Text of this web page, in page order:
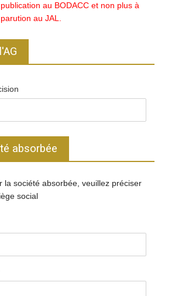
au BODACC et non plus à
au JAL.
absorbée
la société absorbée, veuillez préciser
social